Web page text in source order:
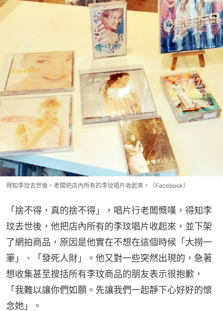
得知李玟去世後，老闆把店內所有的李玟唱片收起來。（Facebook）
「捨不得，真的捨不得」，唱片行老闆慨嘆，得知李
玟去世後，他把店內所有的李玟唱片收起來，並下架
了網拍商品，原因是他實在不想在這個時候「大撈一
筆」、「發死人財」。他又對一些突然出現的，急著
想收集甚至搜括所有李玟商品的朋友表示很抱歉，
「我難以讓你們如願。先讓我們一起靜下心好好的懷
念她」。